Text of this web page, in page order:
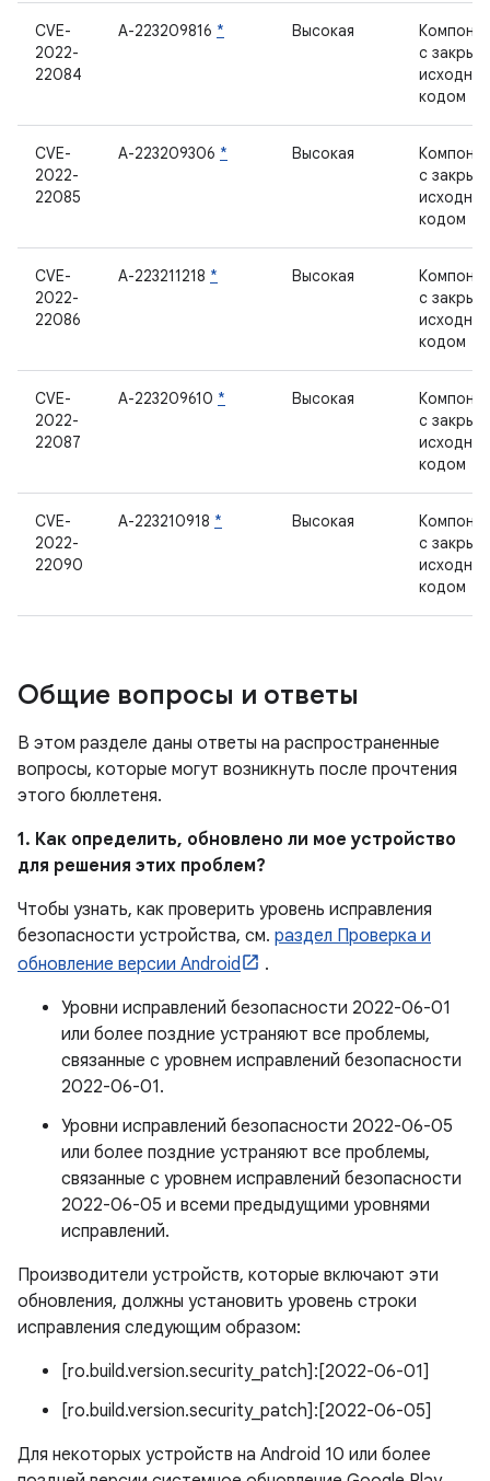
CVE-
2022-
22084
А-223209816 * Высокая
с
кодом
CVE-
2022-
22085
А-223209306 * Высокая
с
кодом
CVE-
2022-
22086
А-223211218 * Высокая
с
кодом
CVE-
2022-
22087
А-223209610 * Высокая
с
кодом
CVE-
2022-
22090
А-223210918 * Высокая
с
кодом
Общие вопросы и ответы
В этом разделе даны ответы на распространенные
вопросы, которые могут возникнуть после прочтения
этого бюллетеня.
1. Как определить, обновлено ли мое устройство
для решения этих проблем?
Чтобы узнать, как проверить уровень исправления
безопасности устройства, см. раздел Проверка и
обновление версии Android
.
Уровни исправлений безопасности 2022-06-01
или более поздние устраняют все проблемы,
связанные с уровнем исправлений безопасности
2022-06-01.
Уровни исправлений безопасности 2022-06-05
или более поздние устраняют все проблемы,
связанные с уровнем исправлений безопасности
2022-06-05 и всеми предыдущими уровнями
исправлений.
Производители устройств, которые включают эти
обновления, должны установить уровень строки
исправления следующим образом:
[ro.build.version.security_patch]:[2022-06-01]
[ro.build.version.security_patch]:[2022-06-05]
Для некоторых устройств на Android 10 или более